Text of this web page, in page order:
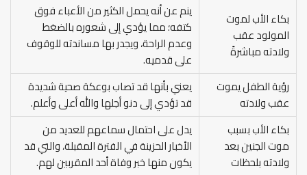
بكاء الأب لموت
المولود عقب
ولادته مباشرةً
ينم عن أنه يحمل الكثير من الأعباء فوق
كتفه؛ مما يؤدي إلى شعوره بالضغط
وعدم الراحة، ويجدر بها مساندته للوقوف
على قدميه.
رؤية الطفل يموت
عقب ولادته
يعني بأنها قد تصاب بوعكة صحية شديدة
قد تؤدي إلى دنو أجلها والله أعلى وأعلم.
بكاء الأب بسبب
موت الجنين بعد
ولادته بلحظات
يدل على احتمال سماعهم للعديد من
الأخبار الحزينة في الفترة المقبلة، والتي قد
يكون منها خبر وفاة أحد المقربين لهم.